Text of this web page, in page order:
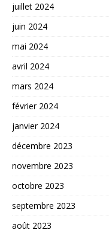
juillet 2024
juin 2024
mai 2024
avril 2024
mars 2024
février 2024
janvier 2024
décembre 2023
novembre 2023
octobre 2023
septembre 2023
août 2023